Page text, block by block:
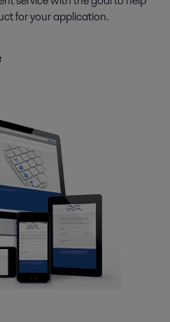
for your application.